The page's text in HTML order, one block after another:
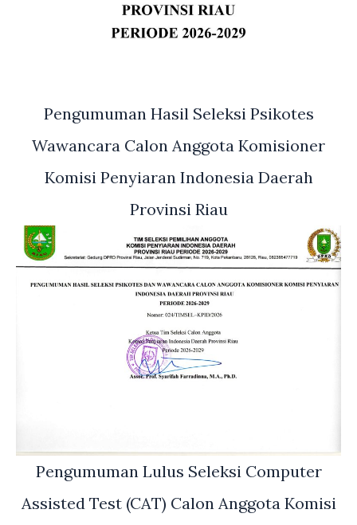
Pengumuman Hasil Seleksi Psikotes
Wawancara Calon Anggota Komisioner
Komisi Penyiaran Indonesia Daerah
Provinsi Riau
Pengumuman Lulus Seleksi Computer
Assisted Test (CAT) Calon Anggota Komisi